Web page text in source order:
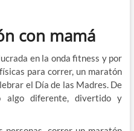
con mamá
en la onda fitness y por
para correr, un maratón
el Día de las Madres. De
algo diferente, divertido y